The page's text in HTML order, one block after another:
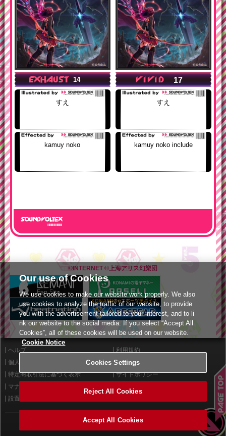
14
すえ
kamuy noko
17
すえ
kamuy noko include
©INTERNET ©上海アリス幻樂団
ヘルプ
利用規約
個人情報等保護方針
外部送信について
特定商取引法に基づく表示
サイトポリシー
マナー＆ルール
設置店舗検索
©2026 Konami Arcade Games
Our use of Cookies
We use cookies to make our website work properly. We also
use cookies to analyze the traffic of our website, to provide
you with the advertisement tailored to your interest, and to li
nk our website to the social media. If you select “Accept All
Cookies”, all of these cookies will be used on our website.
Cookie Notice
Cookies Settings
Reject All Cookies
Accept All Cookies